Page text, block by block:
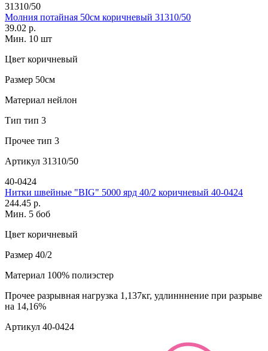
31310/50
Молния потайная 50см коричневый 31310/50
39.02 р.
Мин. 10 шт
Цвет коричневый
Размер 50см
Материал нейлон
Тип тип 3
Прочее тип 3
Артикул 31310/50
40-0424
Нитки швейные "BIG" 5000 ярд 40/2 коричневый 40-0424
244.45 р.
Мин. 5 боб
Цвет коричневый
Размер 40/2
Материал 100% полиэстер
Прочее разрывная нагрузка 1,137кг, удлинннение при разрыве
на 14,16%
Артикул 40-0424